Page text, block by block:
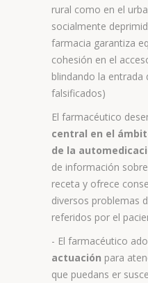
rural como en el
socialmente
farmacia garantiza
cohesión en el
blindando la entrada
falsificados)
El farmacéutico
central en el
de la
de información
receta y ofrece
diversos problemas
referidos por el
- El farmacéutico
actuación para
que puedans er